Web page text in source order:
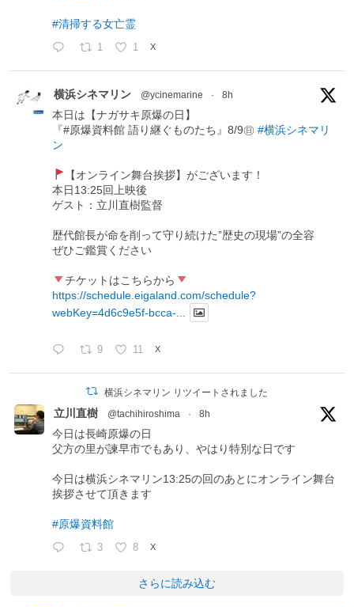
#清掃する女亡霊
1 1 X
横浜シネマリン @ycinemarine · 8h
本日は【ナガサキ原爆の日】
『#原爆資料館 語り継ぐものたち』8/9㊐#横浜シネマリ
ン
【オンライン舞台挨拶】がございます！
本日13:25回上映後
ゲスト：立川直樹監督
歴代館長が命を削って守り続けた”歴史の現場”の全容
ぜひご鑑賞ください
チケットはこちらから
https://schedule.eigaland.com/schedule?
webKey=4d6c9e5f-bcca-...
9 11 X
横浜シネマリン リツイートされました
立川直樹 @tachihiroshima · 8h
今日は長崎原爆の日
父方の里が諫早市でもあり、やはり特別な日です
今日は横浜シネマリン13:25の回のあとにオンライン舞台
挨拶させて頂きます
#原爆資料館
3 8 X
さらに読み込む